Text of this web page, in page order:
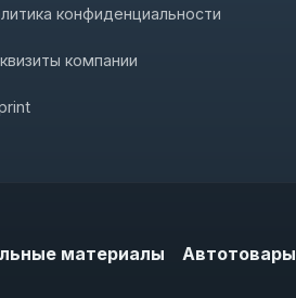
конфиденциальности
компании
материалы Автотовары